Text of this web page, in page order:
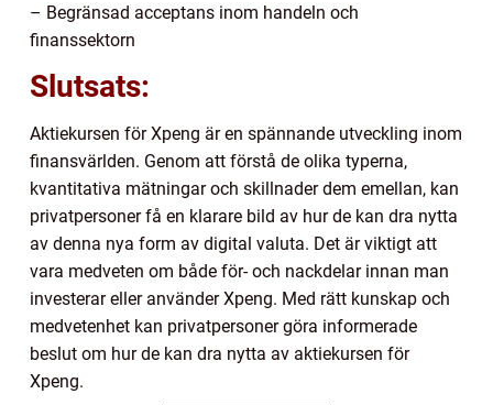
– Begränsad acceptans inom handeln och
finanssektorn
Slutsats:
Aktiekursen för Xpeng är en spännande utveckling inom
finansvärlden. Genom att förstå de olika typerna,
kvantitativa mätningar och skillnader dem emellan, kan
privatpersoner få en klarare bild av hur de kan dra nytta
av denna nya form av digital valuta. Det är viktigt att
vara medveten om både för- och nackdelar innan man
investerar eller använder Xpeng. Med rätt kunskap och
medvetenhet kan privatpersoner göra informerade
beslut om hur de kan dra nytta av aktiekursen för
Xpeng.